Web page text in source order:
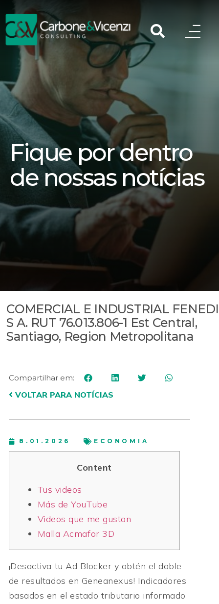
Fique por dentro
de nossas notícias
COMERCIAL E INDUSTRIAL FENEDI
S A. RUT 76.013.806-1 Est Central,
Santiago, Region Metropolitana
Compartilhar em:
VOLTAR PARA NOTÍCIAS
8.01.2026 ECONOMIA
Content
Tus videos
Más de YouTube
Videos que me gustan
Malla Acmafor 3D
¡Desactiva tu Ad Blocker y obtén el doble
de resultados en Geneanexus! Indicadores
basados en el estado tributario informado